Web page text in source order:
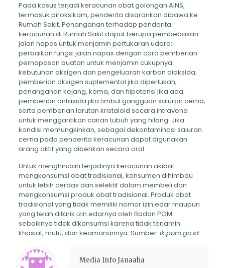
Pada kasus terjadi keracunan obat golongan AINS,
termasuk piroksikam, penderita disarankan dibawa ke
Rumah Sakit. Penanganan terhadap penderita
keracunan di Rumah Sakit dapat berupa pembebasan
jalan napas untuk menjamin pertukaran udara;
perbaikan fungsi jalan napas dengan cara pemberian
pernapasan buatan untuk menjamin cukupnya
kebutuhan oksigen dan pengeluaran karbon dioksida;
pemberian oksigen suplemental jika diperlukan;
penanganan kejang, koma, dan hipotensi jika ada;
pemberian antasida jika timbul gangguan saluran cerna;
serta pemberian larutan kristaloid secara intravena
untuk menggantikan cairan tubuh yang hilang. Jika
kondisi memungkinkan, sebagai dekontaminasi saluran
cerna pada penderita keracunan dapat digunakan
arang aktif yang diberikan secara oral.
Untuk menghindari terjadinya keracunan akibat
mengkonsumsi obat tradisional, konsumen dihimbau
untuk lebih cerdas dan selektif dalam membeli dan
mengkonsumsi produk obat tradisional. Produk obat
tradisional yang tidak memiliki nomor izin edar maupun
yang telah ditarik izin edarnya oleh Badan POM
sebaiknya tidak dikonsumsi karena tidak terjamin
khasiat, mutu, dan keamanannya. Sumber: ik.pom.go.id
Media Info Janaaha